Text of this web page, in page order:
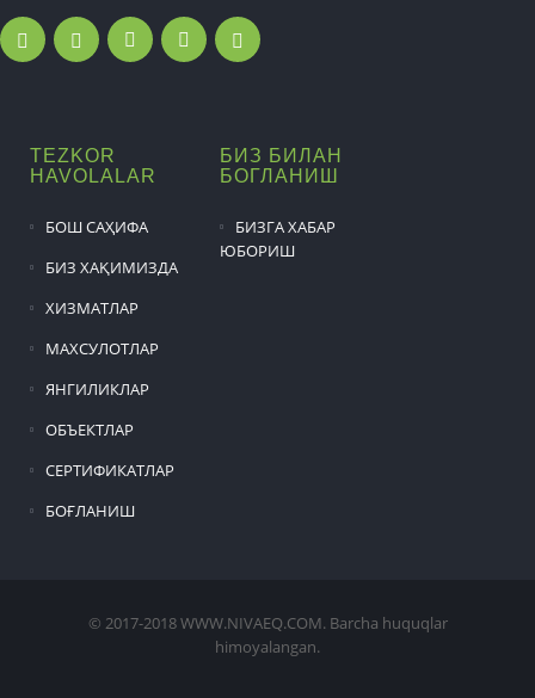
TEZKOR
HAVOLALAR
БОШ САҲИФА
БИЗ ХАҚИМИЗДА
ХИЗМАТЛАР
МАХСУЛОТЛАР
ЯНГИЛИКЛАР
ОБЪЕКТЛАР
СЕРТИФИКАТЛАР
БОҒЛАНИШ
БИЗ БИЛАН
БОГЛАНИШ
БИЗГА ХАБАР
ЮБОРИШ
© 2017-2018 WWW.NIVAEQ.COM. Barcha huquqlar
himoyalangan.